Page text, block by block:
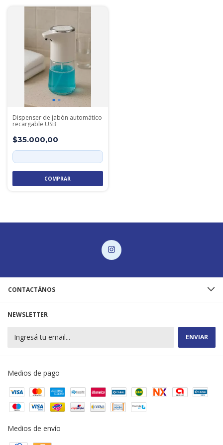
Dispenser de jabón automático
recargable USB
$35.000,00
COMPRAR
CONTACTÁNOS
NEWSLETTER
Medios de pago
Medios de envío